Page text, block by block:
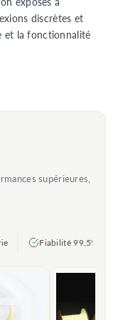
discrètes et
et la fonctionnalité
supérieures,
Fiabilité 99,5%